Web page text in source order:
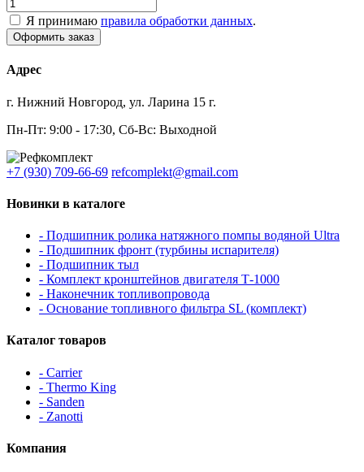
Я принимаю правила обработки данных.
Адрес
г. Нижний Новгород, ул. Ларина 15 г.
Пн-Пт: 9:00 - 17:30, Сб-Вс: Выходной
+7 (930) 709-66-69 refcomplekt@gmail.com
Новинки в каталоге
- Подшипник ролика натяжного помпы водяной Ultra
- Подшипник фронт (турбины испарителя)
- Подшипник тыл
- Комплект кронштейнов двигателя Т-1000
- Наконечник топливопровода
- Основание топливного фильтра SL (комплект)
Каталог товаров
- Carrier
- Thermo King
- Sanden
- Zanotti
Компания